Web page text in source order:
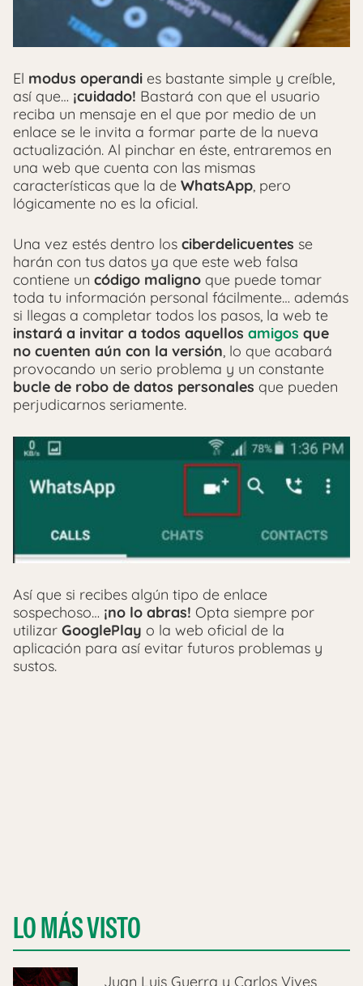
El modus operandi es bastante simple y creíble,
así que… ¡cuidado! Bastará con que el usuario
reciba un mensaje en el que por medio de un
enlace se le invita a formar parte de la nueva
actualización. Al pinchar en éste, entraremos en
una web que cuenta con las mismas
características que la de WhatsApp, pero
lógicamente no es la oficial.
Una vez estés dentro los ciberdelicuentes se
harán con tus datos ya que este web falsa
contiene un código maligno que puede tomar
toda tu información personal fácilmente… además
si llegas a completar todos los pasos, la web te
instará a invitar a todos aquellos amigos que
no cuenten aún con la versión, lo que acabará
provocando un serio problema y un constante
bucle de robo de datos personales que pueden
perjudicarnos seriamente.
Así que si recibes algún tipo de enlace
sospechoso… ¡no lo abras! Opta siempre por
utilizar GooglePlay o la web oficial de la
aplicación para así evitar futuros problemas y
sustos.
LO MÁS VISTO
Juan Luis Guerra y Carlos Vives